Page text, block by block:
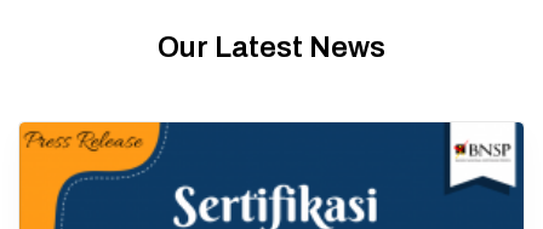
Our Latest News